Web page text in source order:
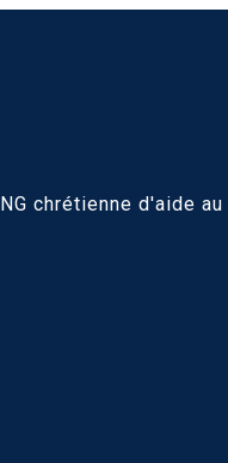
chrétienne d'aide au